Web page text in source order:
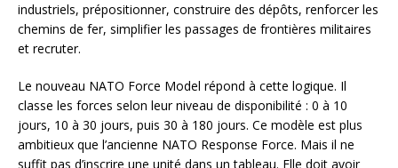
industriels, prépositionner, construire des dépôts, renforcer les
chemins de fer, simplifier les passages de frontières militaires
et recruter.
Le nouveau NATO Force Model répond à cette logique. Il
classe les forces selon leur niveau de disponibilité : 0 à 10
jours, 10 à 30 jours, puis 30 à 180 jours. Ce modèle est plus
ambitieux que l’ancienne NATO Response Force. Mais il ne
suffit pas d’inscrire une unité dans un tableau. Elle doit avoir